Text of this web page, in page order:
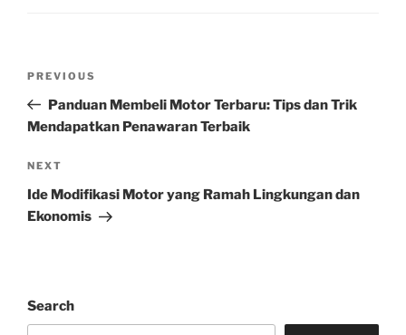
Previous
Post
PREVIOUS
Panduan Membeli Motor Terbaru: Tips dan Trik
Mendapatkan Penawaran Terbaik
Next
Post
NEXT
Ide Modifikasi Motor yang Ramah Lingkungan dan
Ekonomis
Search